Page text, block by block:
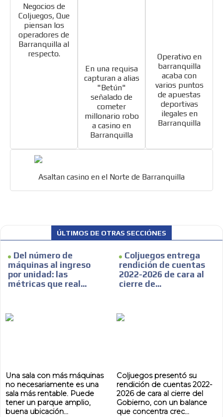
Negocios de
Coljuegos, Que
piensan los
operadores de
Barranquilla al
respecto.
En una requisa
capturan a alias
"Betún"
señalado de
cometer
millonario robo
a casino en
Barranquilla
Operativo en
barranquilla
acaba con
varios puntos
de apuestas
deportivas
ilegales en
Barranquilla
Asaltan casino en el Norte de Barranquilla
ÚLTIMOS DE OTRAS SECCIÓNES
Del número de
máquinas al ingreso
por unidad: las
métricas que real...
Una sala con más máquinas
no necesariamente es una
sala más rentable. Puede
tener un parque amplio,
buena ubicación...
Coljuegos entrega
rendición de cuentas
2022-2026 de cara al
cierre de...
Coljuegos presentó su
rendición de cuentas 2022-
2026 de cara al cierre del
Gobierno, con un balance
que concentra crec...